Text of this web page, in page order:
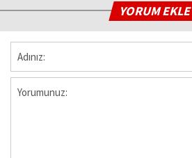
YORUM EKLE